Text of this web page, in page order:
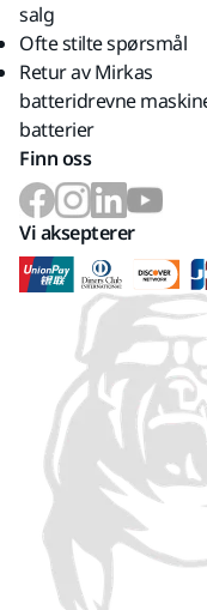
salg
Ofte stilte spørsmål
Retur av Mirkas
batteridrevne
batterier
Finn oss
Vi aksepterer